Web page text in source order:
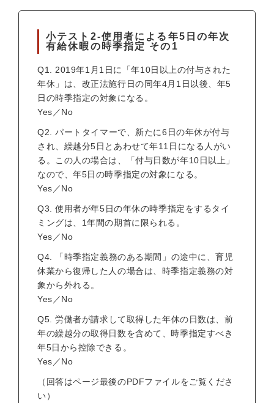
小テスト2-使用者による年5日の年次
有給休暇の時季指定 その1
Q1. 2019年1月1日に「年10日以上の付与された
年休」は、改正法施行日の同年4月1日以後、年5
日の時季指定の対象になる。
Yes／No
Q2. パートタイマーで、新たに6日の年休が付与
され、繰越分5日とあわせて年11日になる人がい
る。この人の場合は、「付与日数が年10日以上」
なので、年5日の時季指定の対象になる。
Yes／No
Q3. 使用者が年5日の年休の時季指定をするタイ
ミングは、1年間の期首に限られる。
Yes／No
Q4. 「時季指定義務のある期間」の途中に、育児
休業から復帰した人の場合は、時季指定義務の対
象から外れる。
Yes／No
Q5. 労働者が請求して取得した年休の日数は、前
年の繰越分の取得日数を含めて、時季指定すべき
年5日から控除できる。
Yes／No
（回答はページ最後のPDFファイルをご覧くださ
い）